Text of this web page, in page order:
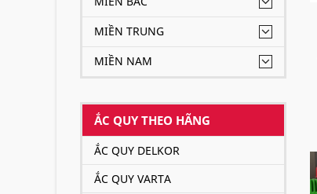
MIỀN TRUNG
MIỀN NAM
ẮC QUY THEO HÃNG
ẮC QUY DELKOR
ẮC QUY VARTA